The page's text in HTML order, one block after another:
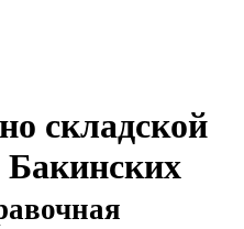
складской
Бакинских